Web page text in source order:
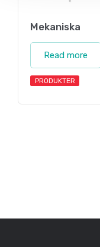
Mekaniska
Read more
PRODUKTER